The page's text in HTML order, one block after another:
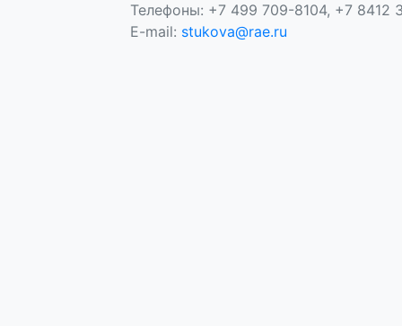
Телефоны: +7 499 709-8104, +7 8412
E-mail: stukova@rae.ru